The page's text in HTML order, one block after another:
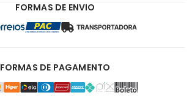
FORMAS DE ENVIO
FORMAS DE PAGAMENTO